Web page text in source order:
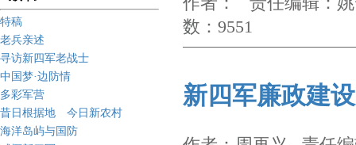
特稿
老兵亲述
寻访新四军老战士
中国梦·边防情
多彩军营
昔日根据地 今日新农村
海洋岛屿与国防
数：9551
新四军廉政建